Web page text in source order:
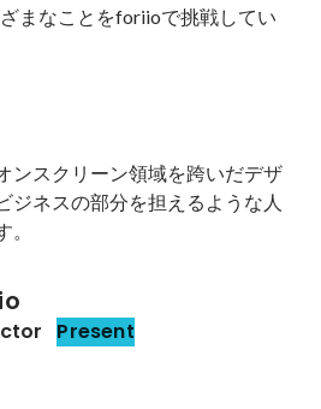
まなことをforiioで挑戦してい
ンスクリーン領域を跨いだデザ
ジネスの部分を担えるような人
Present